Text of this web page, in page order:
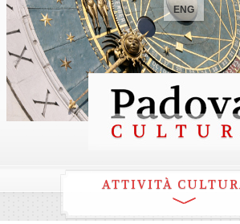
ENG
ATTIVITÀ